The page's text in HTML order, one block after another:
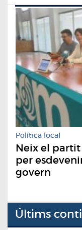
Política local
Neix el partit
per
govern
Últims